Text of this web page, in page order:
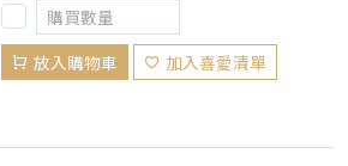
放入購物車 加入喜愛清單